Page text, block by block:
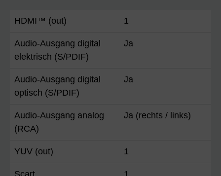
HDMI™ (out) 1
Audio-Ausgang digital
elektrisch (S/PDIF)
Ja
Audio-Ausgang digital
optisch (S/PDIF)
Ja
Audio-Ausgang analog
(RCA)
Ja (rechts / links)
YUV (out) 1
Scart 1